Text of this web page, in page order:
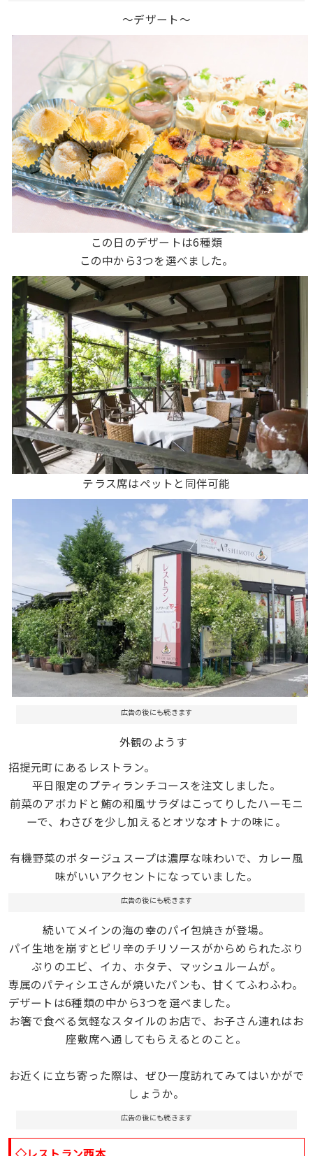
〜デザート〜
この日のデザートは6種類
この中から3つを選べました。
テラス席はペットと同伴可能
広告の後にも続きます
外観のようす
招提元町にあるレストラン。
平日限定のプティランチコースを注文しました。
前菜のアボカドと鮪の和風サラダはこってりしたハーモニ
ーで、 わさびを少し加えるとオツなオトナの味に。
有機野菜のポタージュスープは濃厚な味わいで、カレー風
味がいいアクセントになっていました。
広告の後にも続きます
続いてメインの海の幸のパイ包焼きが登場。
パイ生地を崩すとピリ辛のチリソースがからめられたぷり
ぷりのエビ、イカ、ホタテ、マッシュルームが。
専属のパティシエさんが焼いたパンも、甘くてふわふわ。
デザートは6種類の中から3つを選べました。
お箸で食べる気軽なスタイルのお店で、お子さん連れはお
座敷席へ通してもらえるとのこと。
お近くに立ち寄った際は、ぜひ一度訪れてみてはいかがで
しょうか。
広告の後にも続きます